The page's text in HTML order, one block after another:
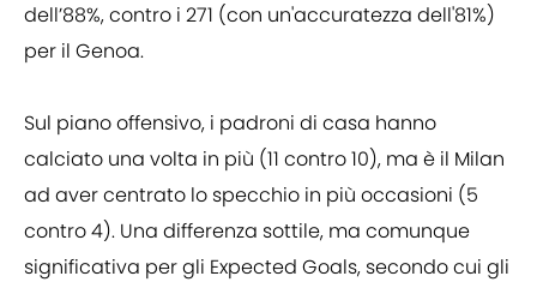
dell’88%, contro i 271 (con un'accuratezza dell'81%)
per il Genoa.
Sul piano offensivo, i padroni di casa hanno
calciato una volta in più (11 contro 10), ma è il Milan
ad aver centrato lo specchio in più occasioni (5
contro 4). Una differenza sottile, ma comunque
significativa per gli Expected Goals, secondo cui gli